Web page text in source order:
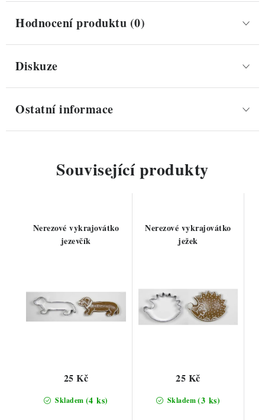
Hodnocení produktu (0)
Diskuze
Ostatní informace
Související produkty
Nerezové vykrajovátko
jezevčík
Skladem (4 ks)
25 Kč
Nerezové vykrajovátko
ježek
Skladem(3 ks)
25 Kč